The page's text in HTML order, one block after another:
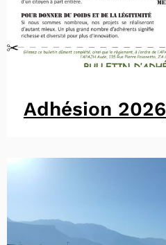
Adhésion 2026